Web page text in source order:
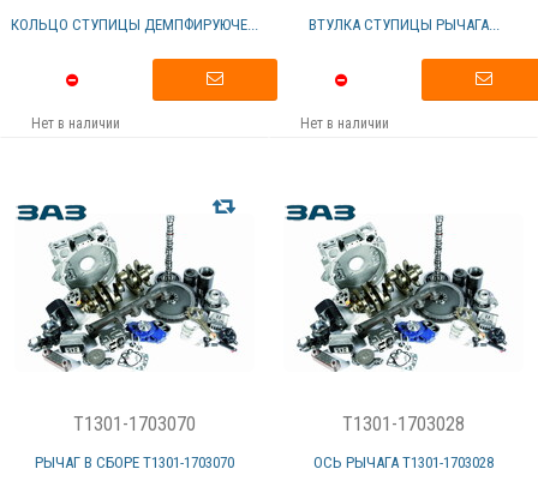
КОЛЬЦО СТУПИЦЫ ДЕМПФИРУЮЧЕ...
Нет в наличии
ВТУЛКА СТУПИЦЫ РЫЧАГА...
Нет в наличии
T1301-1703070
РЫЧАГ В СБОРЕ Т1301-1703070
T1301-1703028
ОСЬ РЫЧАГА Т1301-1703028